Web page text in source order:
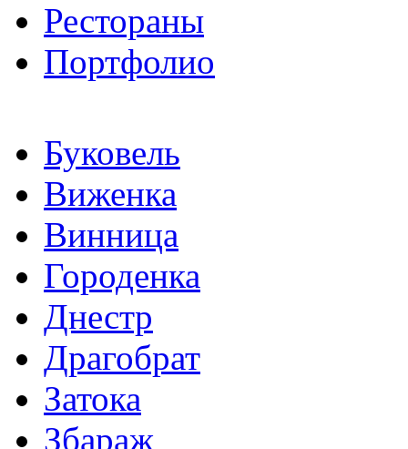
Рестораны
Портфолио
Буковель
Виженка
Винница
Городенка
Днестр
Драгобрат
Затока
Збараж